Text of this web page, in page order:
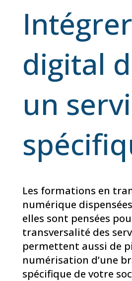
digital
un
Les formations en
numérique
elles sont pensées
transversalité des
permettent aussi de
numérisation d’une
spécifique de votre